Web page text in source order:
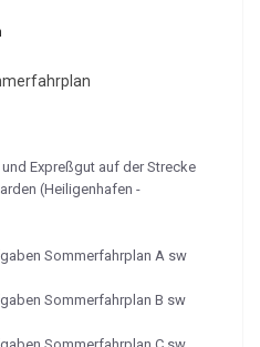
Expreßgut auf der Strecke
(Heiligenhafen -